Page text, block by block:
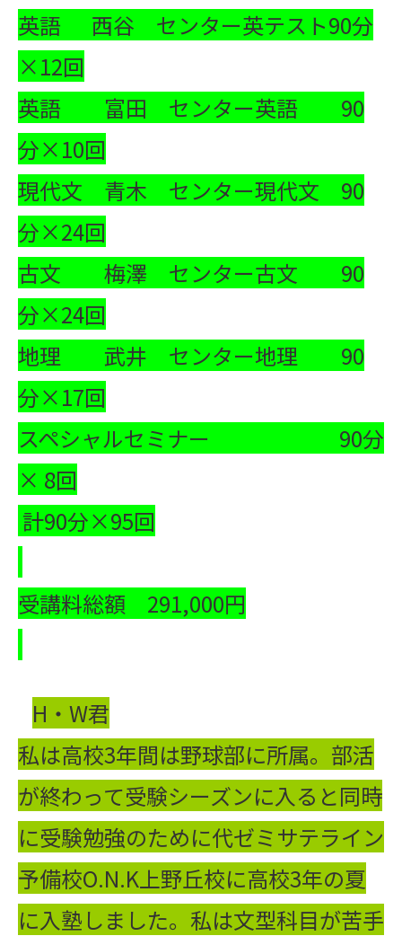
英語 西谷 センター英テスト90分
×12回
英語 富田 センター英語 90
分×10回
現代文 青木 センター現代文 90
分×24回
古文 梅澤 センター古文 90
分×24回
地理 武井 センター地理 90
分×17回
スペシャルセミナー 90分
× 8回
計90分×95回
受講料総額 291,000円
H・W君
私は高校3年間は野球部に所属。部活
が終わって受験シーズンに入ると同時
に受験勉強のために代ゼミサテライン
予備校O.N.K上野丘校に高校3年の夏
に入塾しました。私は文型科目が苦手